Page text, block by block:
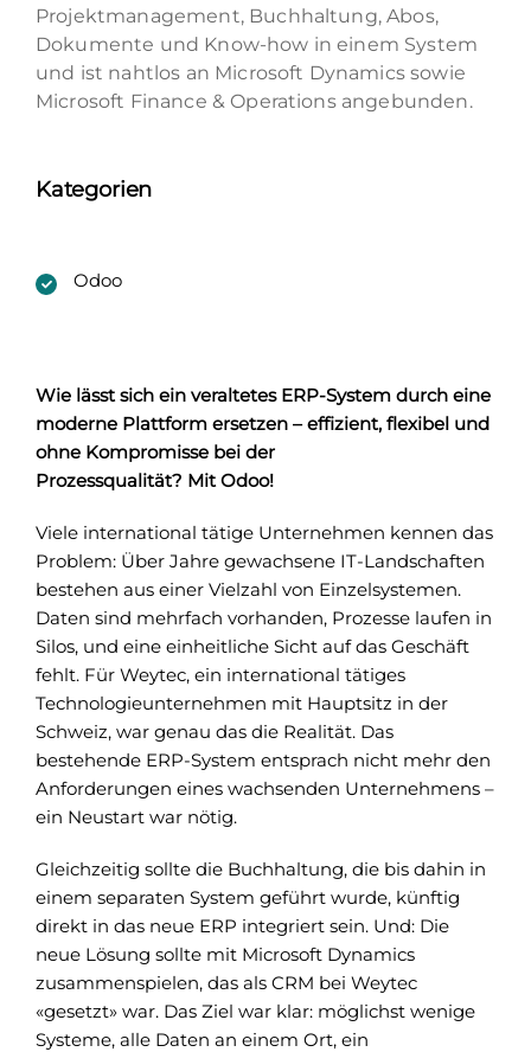
Projektmanagement, Buchhaltung, Abos,
Dokumente und Know-how in einem System
und ist nahtlos an Microsoft Dynamics sowie
Microsoft Finance & Operations angebunden.
Kategorien
Odoo
Wie lässt sich ein veraltetesERP-System durch eine
moderne Plattform ersetzen – effizient, flexibel und
ohne Kompromisse bei der
Prozessqualität? Mit Odoo!
Viele international tätige Unternehmen kennen das
Problem: Über Jahre gewachsene IT-Landschaften
bestehen aus einer Vielzahl von Einzelsystemen.
Daten sind mehrfach vorhanden, Prozesse laufen in
Silos, und eine einheitliche Sicht auf das Geschäft
fehlt. Für Weytec, ein international tätiges
Technologieunternehmen mit Hauptsitz in der
Schweiz, war genau das die Realität. Das
bestehende ERP-System entsprach nicht mehr den
Anforderungen eines wachsenden Unternehmens –
ein Neustart war nötig.
Gleichzeitig sollte die Buchhaltung, die bis dahin in
einem separaten System geführt wurde, künftig
direkt in das neue ERP integriert sein. Und: Die
neue Lösung sollte mit Microsoft Dynamics
zusammenspielen, das als CRM bei Weytec
«gesetzt» war. Das Ziel war klar: möglichst wenige
Systeme, alle Daten an einem Ort, ein